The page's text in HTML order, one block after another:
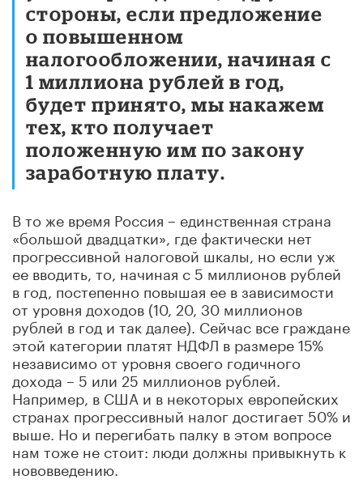
стороны, если предложение
о повышенном
налогообложении, начиная с
1 миллиона рублей в год,
будет принято, мы накажем
тех, кто получает
положенную им по закону
заработную плату.
В то же время Россия – единственная страна
«большой двадцатки», где фактически нет
прогрессивной налоговой шкалы, но если уж
ее вводить, то, начиная с 5 миллионов рублей
в год, постепенно повышая ее в зависимости
от уровня доходов (10, 20, 30 миллионов
рублей в год и так далее). Сейчас все граждане
этой категории платят НДФЛ в размере 15%
независимо от уровня своего годичного
дохода – 5 или 25 миллионов рублей.
Например, в США и в некоторых европейских
странах прогрессивный налог достигает 50% и
выше. Но и перегибать палку в этом вопросе
нам тоже не стоит: люди должны привыкнуть к
нововведению.